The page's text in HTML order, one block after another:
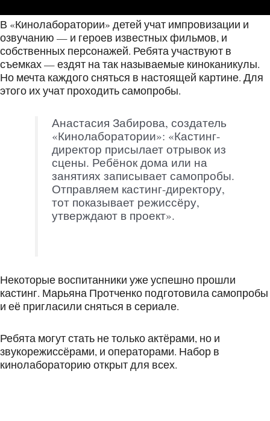
В «Кинолаборатории» детей учат импровизации и
озвучанию — и героев известных фильмов, и
собственных персонажей. Ребята участвуют в
съемках — ездят на так называемые киноканикулы.
Но мечта каждого сняться в настоящей картине. Для
этого их учат проходить самопробы.
Анастасия Забирова, создатель
«Кинолаборатории»: «Кастинг-
директор присылает отрывок из
сцены. Ребёнок дома или на
занятиях записывает самопробы.
Отправляем кастинг-директору,
тот показывает режиссёру,
утверждают в проект».
Некоторые воспитанники уже успешно прошли
кастинг. Марьяна Протченко подготовила самопробы
и её пригласили сняться в сериале.
Ребята могут стать не только актёрами, но и
звукорежиссёрами, и операторами. Набор в
кинолабораторию открыт для всех.